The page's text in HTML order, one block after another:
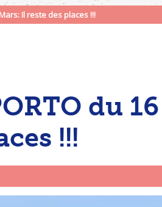
Il reste des places !!!
du
!!!